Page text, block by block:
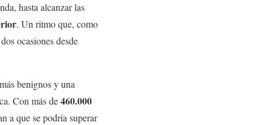
hasta alcanzar las
. Un ritmo que, como
ocasiones desde
benignos y una
Con más de460.000
a que se podría superar